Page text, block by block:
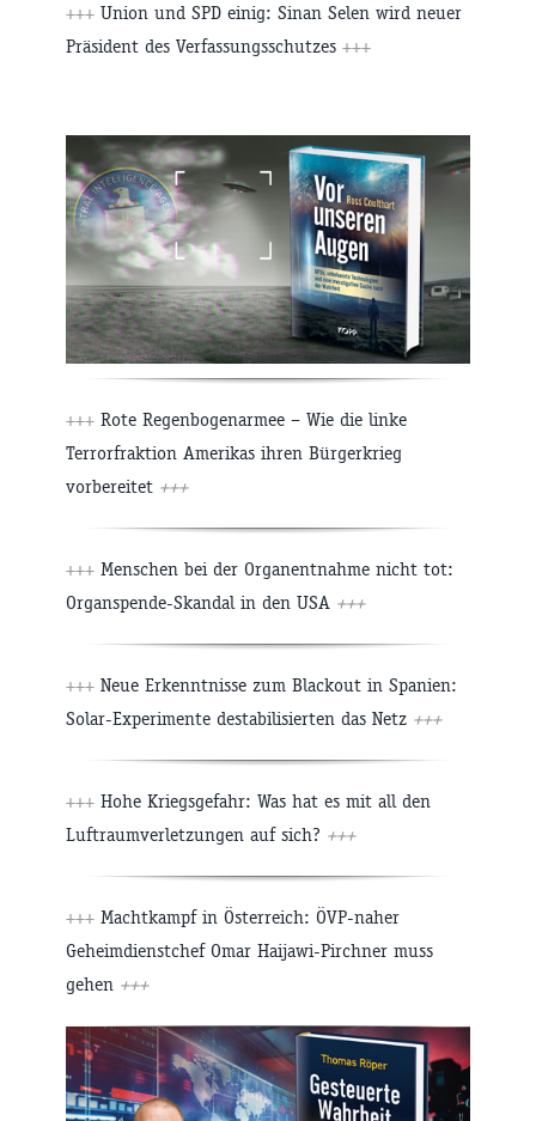
+++ Union und SPD einig: Sinan Selen wird neuer
Präsident des Verfassungsschutzes +++
+++ Rote Regenbogenarmee – Wie die linke
Terrorfraktion Amerikas ihren Bürgerkrieg
vorbereitet +++
+++ Menschen bei der Organentnahme nicht tot:
Organspende-Skandal in den USA +++
+++ Neue Erkenntnisse zum Blackout in Spanien:
Solar-Experimente destabilisierten das Netz +++
+++ Hohe Kriegsgefahr: Was hat es mit all den
Luftraumverletzungen auf sich? +++
+++ Machtkampf in Österreich: ÖVP-naher
Geheimdienstchef Omar Haijawi-Pirchner muss
gehen +++